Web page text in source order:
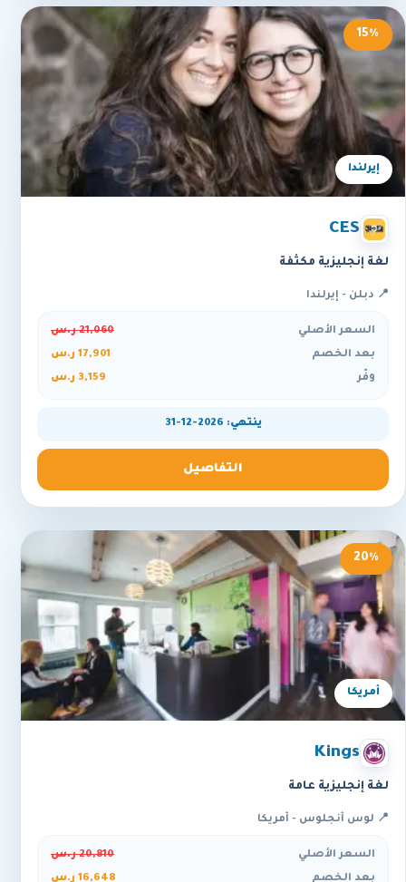
إيرلندا
15%
CES
لغة إنجليزية مكثفة
📍 دبلن - إيرلندا
السعر الأصلي
21,060 ر.س
بعد الخصم
17,901 ر.س
وفّر
3,159 ر.س
ينتهي: 2026-12-31
التفاصيل
أمريكا
20%
Kings
لغة إنجليزية عامة
📍 لوس أنجلوس - أمريكا
السعر الأصلي
20,810 ر.س
بعد الخصم
16,648 ر.س